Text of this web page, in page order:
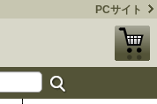
PCサイト